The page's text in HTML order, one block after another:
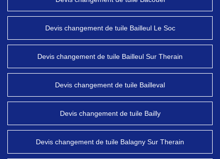
Devis changement de tuile Bailleul Le Soc
Devis changement de tuile Bailleul Sur Therain
Devis changement de tuile Bailleval
Devis changement de tuile Bailly
Devis changement de tuile Balagny Sur Therain